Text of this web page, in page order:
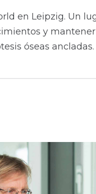
en Leipzig. Un
y
óseas ancladas.